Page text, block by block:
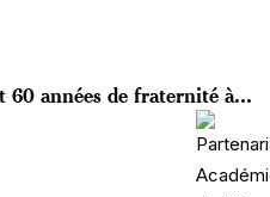
60 années de fraternité à...